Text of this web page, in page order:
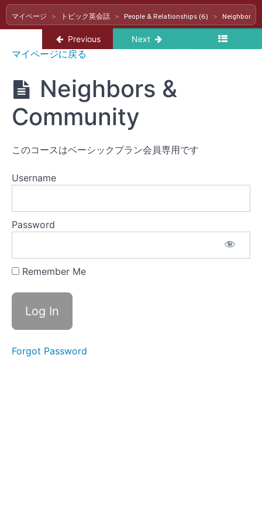
マイページ トピック英会話 People & Relationships (6) Neighbors
Return to course: トピック英会話
Previous Next
ト
ピ
ク
英
会
話
Work
&
(7)
People
Relationships
(6)
Friends
Family
Childhood
Memories
Community
&
Mentors
Meeting
New
マイページに戻る
Neighbors &
Community
このコースはベーシックプラン会員専用です
Username
Password
Remember Me
Forgot Password